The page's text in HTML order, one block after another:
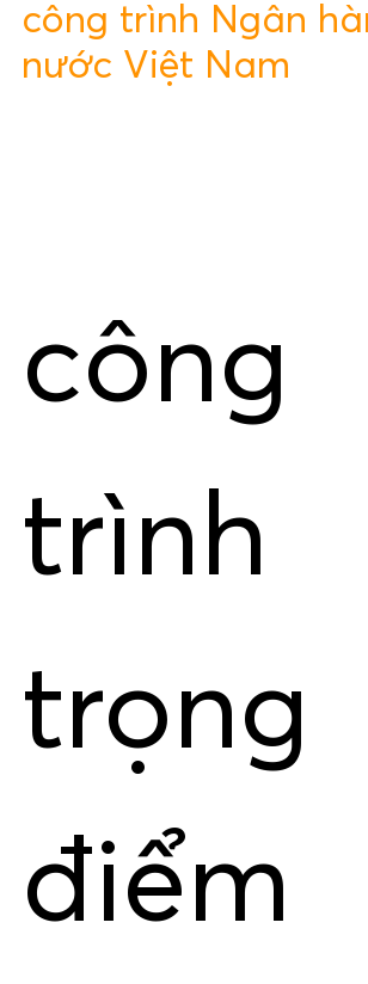
công trình Ngân
nước Việt Nam
công
trình
trọng
điểm